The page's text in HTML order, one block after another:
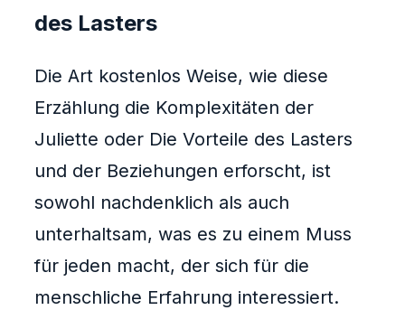
des Lasters
Die Art kostenlos Weise, wie diese
Erzählung die Komplexitäten der
Juliette oder Die Vorteile des Lasters
und der Beziehungen erforscht, ist
sowohl nachdenklich als auch
unterhaltsam, was es zu einem Muss
für jeden macht, der sich für die
menschliche Erfahrung interessiert.